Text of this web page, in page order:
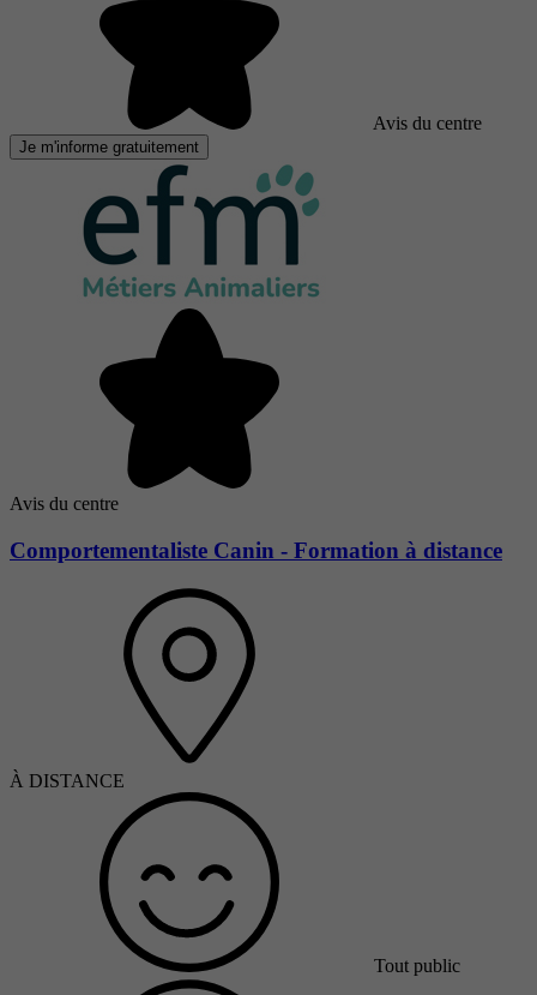
Avis du centre
Je m'informe gratuitement
Avis du centre
Comportementaliste Canin - Formation à distance
À DISTANCE
Tout public